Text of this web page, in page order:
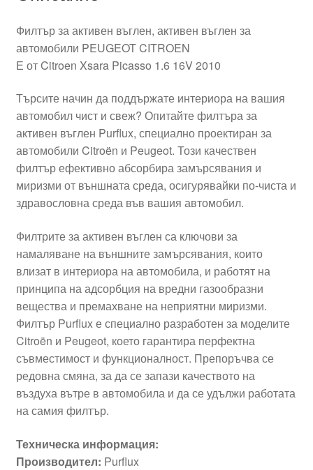
Филтър за активен въглен, активен въглен за
автомобили PEUGEOT CITROEN
Е от Citroen Xsara Picasso 1.6 16V 2010
Търсите начин да поддържате интериора на вашия
автомобил чист и свеж? Опитайте филтъра за
активен въглен Purflux, специално проектиран за
автомобили Citroën и Peugeot. Този качествен
филтър ефективно абсорбира замърсявания и
миризми от външната среда, осигурявайки по-чиста и
здравословна среда във вашия автомобил.
Филтрите за активен въглен са ключови за
намаляване на външните замърсявания, които
влизат в интериора на автомобила, и работят на
принципа на адсорбция на вредни газообразни
вещества и премахване на неприятни миризми.
Филтър Purflux е специално разработен за моделите
Citroën и Peugeot, което гарантира перфектна
съвместимост и функционалност. Препоръчва се
редовна смяна, за да се запази качеството на
въздуха вътре в автомобила и да се удължи работата
на самия филтър.
Техническа информация:
Производител: Purflux